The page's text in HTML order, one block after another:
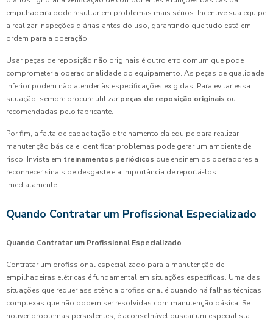
empilhadeira pode resultar em problemas mais sérios. Incentive sua equipe
a realizar inspeções diárias antes do uso, garantindo que tudo está em
ordem para a operação.
Usar peças de reposição não originais é outro erro comum que pode
comprometer a operacionalidade do equipamento. As peças de qualidade
inferior podem não atender às especificações exigidas. Para evitar essa
situação, sempre procure utilizar peças de reposição originais ou
recomendadas pelo fabricante.
Por fim, a falta de capacitação e treinamento da equipe para realizar
manutenção básica e identificar problemas pode gerar um ambiente de
risco. Invista em treinamentos periódicos que ensinem os operadores a
reconhecer sinais de desgaste e a importância de reportá-los
imediatamente.
Quando Contratar um Profissional Especializado
Quando Contratar um Profissional Especializado
Contratar um profissional especializado para a manutenção de
empilhadeiras elétricas é fundamental em situações específicas. Uma das
situações que requer assistência profissional é quando há falhas técnicas
complexas que não podem ser resolvidas com manutenção básica. Se
houver problemas persistentes, é aconselhável buscar um especialista.